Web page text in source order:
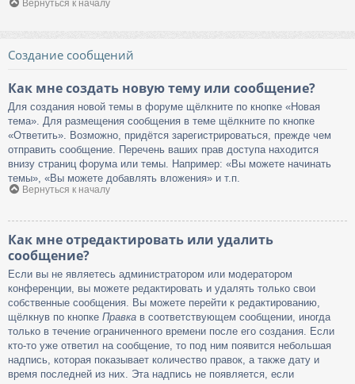
Вернуться к началу
Создание сообщений
Как мне создать новую тему или сообщение?
Для создания новой темы в форуме щёлкните по кнопке «Новая
тема». Для размещения сообщения в теме щёлкните по кнопке
«Ответить». Возможно, придётся зарегистрироваться, прежде чем
отправить сообщение. Перечень ваших прав доступа находится
внизу страниц форума или темы. Например: «Вы можете начинать
темы», «Вы можете добавлять вложения» и т.п.
Вернуться к началу
Как мне отредактировать или удалить
сообщение?
Если вы не являетесь администратором или модератором
конференции, вы можете редактировать и удалять только свои
собственные сообщения. Вы можете перейти к редактированию,
щёлкнув по кнопке Правка в соответствующем сообщении, иногда
только в течение ограниченного времени после его создания. Если
кто-то уже ответил на сообщение, то под ним появится небольшая
надпись, которая показывает количество правок, а также дату и
время последней из них. Эта надпись не появляется, если